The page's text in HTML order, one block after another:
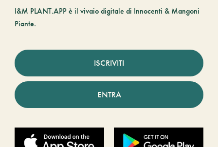
I&M PLANT.APP è il vivaio digitale di Innocenti & Mangoni
Piante.
ISCRIVITI
ENTRA